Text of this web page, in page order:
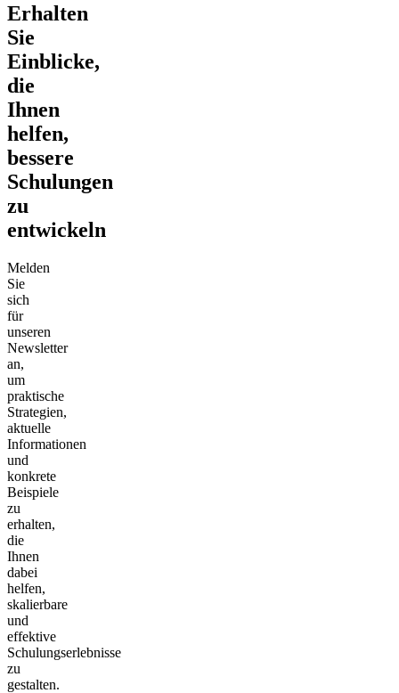
Erhalten
Sie
Einblicke,
die
Ihnen
helfen,
bessere
Schulungen
zu
entwickeln
Melden
Sie
sich
für
unseren
Newsletter
an,
um
praktische
Strategien,
aktuelle
Informationen
und
konkrete
Beispiele
zu
erhalten,
die
Ihnen
dabei
helfen,
skalierbare
und
effektive
Schulungserlebnisse
zu
gestalten.